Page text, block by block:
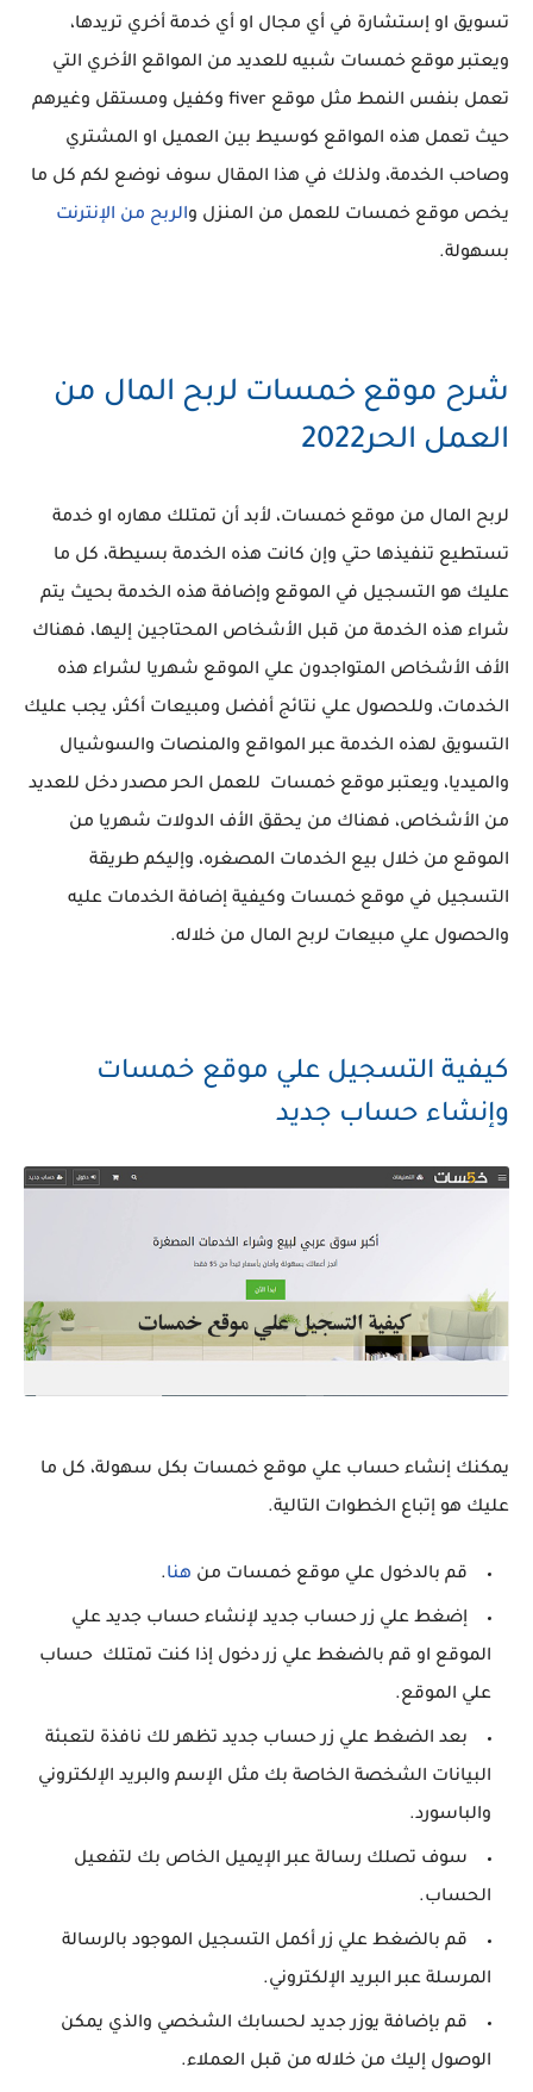
تسويق او إستشارة في أي مجال او أي خدمة أخري تريدها،
ويعتبر موقع خمسات شبيه للعديد من المواقع الأخري التي
تعمل بنفس النمط مثل موقع fiver وكفيل ومستقل وغيرهم
حيث تعمل هذه المواقع كوسيط بين العميل او المشتري
وصاحب الخدمة، ولذلك في هذا المقال سوف نوضع لكم كل ما
يخص موقع خمسات للعمل من المنزل والربح من الإنترنت
بسهولة.
شرح موقع خمسات لربح المال من
العمل الحر2022
لربح المال من موقع خمسات، لأبد أن تمتلك مهاره او خدمة
تستطيع تنفيذها حتي وإن كانت هذه الخدمة بسيطة، كل ما
عليك هو التسجيل في الموقع وإضافة هذه الخدمة بحيث يتم
شراء هذه الخدمة من قبل الأشخاص المحتاجين إليها، فهناك
الأف الأشخاص المتواجدون علي الموقع شهريا لشراء هذه
الخدمات، وللحصول علي نتائج أفضل ومبيعات أكثر، يجب عليك
التسويق لهذه الخدمة عبر المواقع والمنصات والسوشيال
والميديا، ويعتبر موقع خمسات للعمل الحر مصدر دخل للعديد
من الأشخاص، فهناك من يحقق الأف الدولات شهريا من
الموقع من خلال بيع الخدمات المصغره، وإليكم طريقة
التسجيل في موقع خمسات وكيفية إضافة الخدمات عليه
والحصول علي مبيعات لربح المال من خلاله.
كيفية التسجيل علي موقع خمسات
وإنشاء حساب جديد
يمكنك إنشاء حساب علي موقع خمسات بكل سهولة، كل ما
عليك هو إتباع الخطوات التالية.
قم بالدخول علي موقع خمسات من هنا.
إضغط علي زر حساب جديد لإنشاء حساب جديد علي
الموقع او قم بالضغط علي زر دخول إذا كنت تمتلك حساب
علي الموقع.
بعد الضغط علي زر حساب جديد تظهر لك نافذة لتعبئة
البيانات الشخصة الخاصة بك مثل الإسم والبريد الإلكتروني
والباسورد.
سوف تصلك رسالة عبر الإيميل الخاص بك لتفعيل
الحساب.
قم بالضغط علي زر أكمل التسجيل الموجود بالرسالة
المرسلة عبر البريد الإلكتروني.
قم بإضافة يوزر جديد لحسابك الشخصي والذي يمكن
الوصول إليك من خلاله من قبل العملاء.